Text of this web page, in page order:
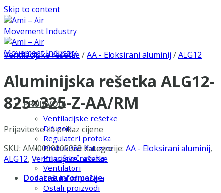
Skip to content
PROIZVODI
Ventilacijske rešetke
Difuzori
Regulatori protoka
Protukišne žaluzine
Prigušivači zvuka
Ventilatori
Zaštita od požara
Ostali proizvodi
Ventilacijske rešetke /AA - Eloksirani aluminij /ALG12
Aluminijska rešetka ALG12-
825×325-Z-AA/RM
Prijavite se za prikaz cijene
SKU: AMI0000005058 Kategorije: AA - Eloksirani aluminij,
ALG12, Ventilacijske rešetke
Dodatne informacije